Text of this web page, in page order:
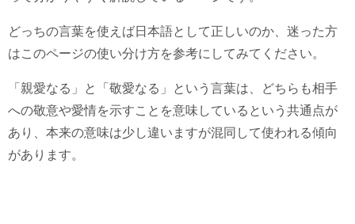
どっちの言葉を使えば日本語として正しいのか、迷った方
はこのページの使い分け方を参考にしてみてください。
「親愛なる」と「敬愛なる」という言葉は、どちらも相手
への敬意や愛情を示すことを意味しているという共通点が
あり、本来の意味は少し違いますが混同して使われる傾向
があります。